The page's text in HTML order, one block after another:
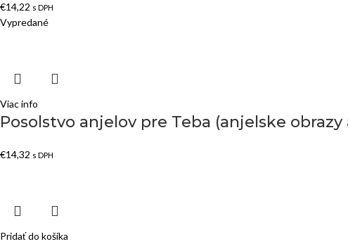
€14,22 s DPH
Vypredané
Viac info
Posolstvo anjelov pre Teba (anjelske
€14,32 s DPH
Pridať do košíka